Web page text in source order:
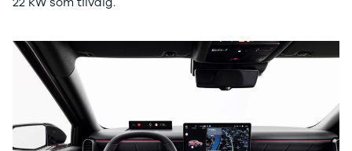
Privatleasing
Renault
Twingo
Electric
Modeller
Anmeldelser
Privatleasing
Tilbud
Ranger
Ranger
Transit
Connect